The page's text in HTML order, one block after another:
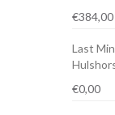
€384,00
Last
€0,00